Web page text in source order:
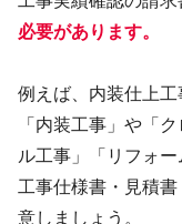
必要があります。
例えば、内装仕上
「内装工事」や「
ル工事」「リフォ
工事仕様書・見積
意しましょう。